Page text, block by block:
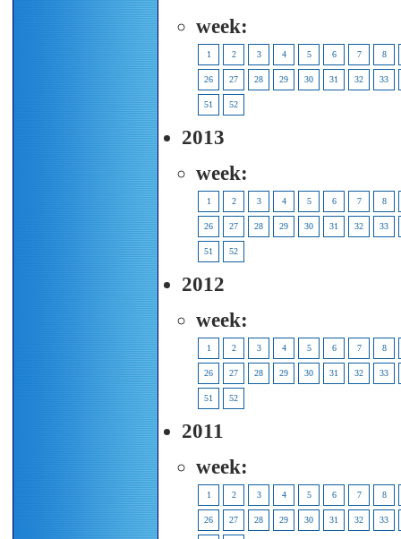
week:
1 2 3 4 5 6 7 8
26 27 28 29 30 31 32 33
51 52
2013
week:
1 2 3 4 5 6 7 8
26 27 28 29 30 31 32 33
51 52
2012
week:
1 2 3 4 5 6 7 8
26 27 28 29 30 31 32 33
51 52
2011
week:
1 2 3 4 5 6 7 8
26 27 28 29 30 31 32 33